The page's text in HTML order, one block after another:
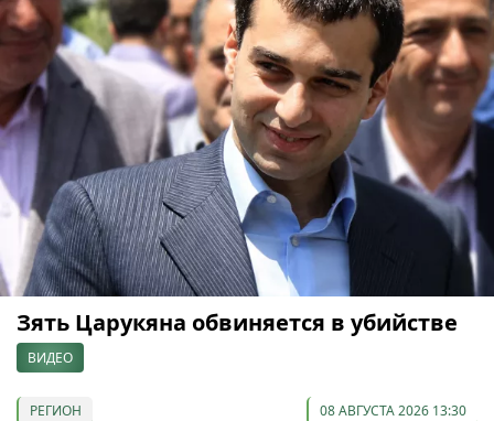
Зять Царукяна обвиняется в убийстве
ВИДЕО
РЕГИОН 08 АВГУСТА 2026 13:30